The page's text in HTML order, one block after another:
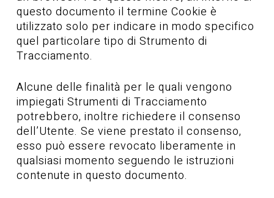
questo documento il termine Cookie è
utilizzato solo per indicare in modo specifico
quel particolare tipo di Strumento di
Tracciamento.
Alcune delle finalità per le quali vengono
impiegati Strumenti di Tracciamento
potrebbero, inoltre richiedere il consenso
dell’Utente. Se viene prestato il consenso,
esso può essere revocato liberamente in
qualsiasi momento seguendo le istruzioni
contenute in questo documento.